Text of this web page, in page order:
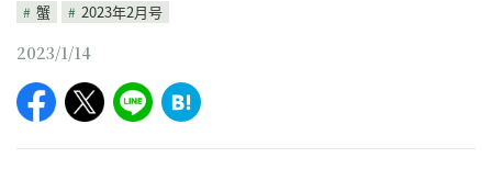
蟹
2023年2月号
2023/1/14